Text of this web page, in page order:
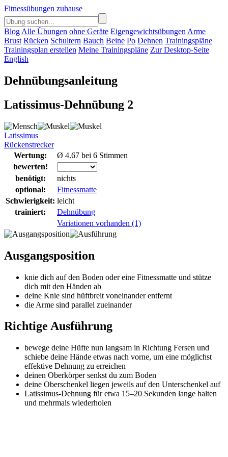
Fitnessübungen zuhause
Blog Alle Übungen ohne Geräte Eigengewichtsübungen Arme
Brust Rücken Schultern Bauch Beine Po Dehnen Trainingspläne
Trainingsplan erstellen Meine Trainingspläne Zur Desktop-Seite
English
Dehnübungsanleitung
Latissimus-Dehnübung 2
Latissimus
Rückenstrecker
Wertung:
Ø 4.67 bei 6 Stimmen
bewerten!
benötigt:
nichts
optional:
Fitnessmatte
Schwierigkeit: leicht
trainiert:
Dehnübung
Variationen vorhanden (1)
Ausgangsposition
knie dich auf den Boden oder eine Fitnessmatte und stütze
dich mit den Händen ab
deine Knie sind hüftbreit voneinander entfernt
die Arme sind parallel zueinander
Richtige Ausführung
bewege deine Hüfte nun langsam in Richtung Fersen und
schiebe deine Hände etwas nach vorne, um eine möglichst
effektive Dehnung zu erreichen
deinen Oberkörper senkst du zum Boden
deine Oberschenkel liegen jeweils auf den Unterschenkel auf
Latissimus-Dehnung für etwa 15–20 Sekunden lange halten
und mehrmals wiederholen